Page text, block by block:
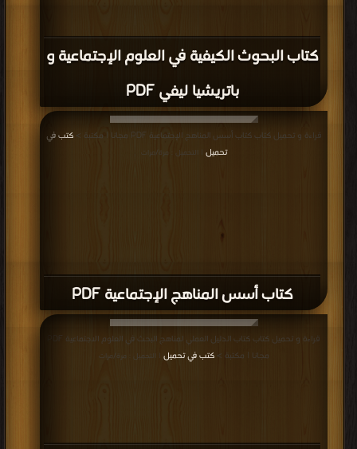
كتاب البحوث الكيفية في العلوم الإجتماعية و
باتريشيا ليفي PDF
كتاب أسس المناهج الإجتماعية PDF
قراءة و تحميل كتاب كتاب أسس المناهج الإجتماعية PDF مجانا | مكتبة >
كتب في
تحميل
| التحميل : مرة/مرات
مجانا | مكتبة >كتب في تحميل | التحميل : مرة/مرات